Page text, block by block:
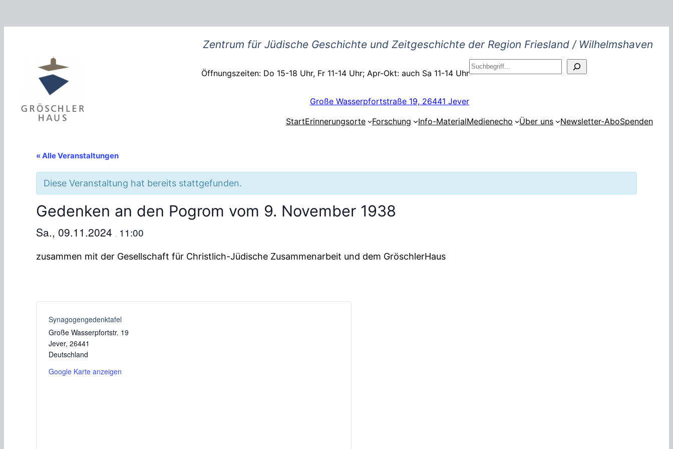
Zentrum für Jüdische Geschichte und Zeitgeschichte der Region Friesland / Wilhelmshaven
Öffnungszeiten: Do 15-18 Uhr, Fr 11-14 Uhr; Apr-Okt: auch Sa 11-14 Uhr
Große Wasserpfortstraße 19, 26441 Jever
S
u
h
n
StartErinnerungsorte Forschung Info-MaterialMedienecho Über uns Newsletter-AboSpenden
« Alle Veranstaltungen
Diese Veranstaltung hat bereits stattgefunden.
Gedenken an den Pogrom vom 9. November 1938
Sa., 09.11.2024 , 11:00
zusammen mit der Gesellschaft für Christlich-Jüdische Zusammenarbeit und dem GröschlerHaus
Synagogengedenktafel
Große Wasserpfortstr. 19
Jever, 26441
Deutschland
Google Karte anzeigen